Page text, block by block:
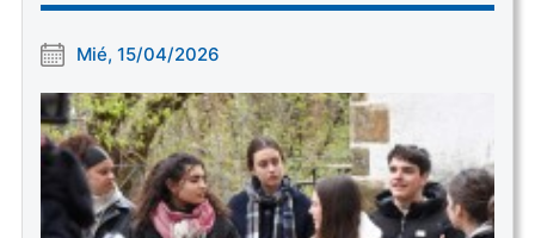
Mié, 15/04/2026